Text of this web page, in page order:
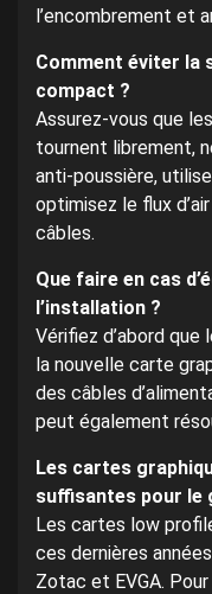
l’encombrement et
Comment éviter la
compact ?
Assurez-vous que
tournent librement,
anti-poussière,
optimisez le flux
câbles.
Que faire en cas
l’installation ?
Vérifiez d’abord
la nouvelle carte
des câbles
peut également
Les cartes
suffisantes pour le
Les cartes low
ces dernières
Zotac et EVGA.